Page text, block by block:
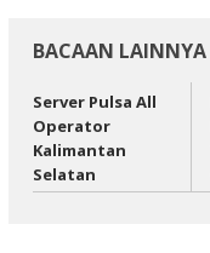
BACAAN LAINNYA
Server Pulsa All
Operator
Kalimantan
Selatan